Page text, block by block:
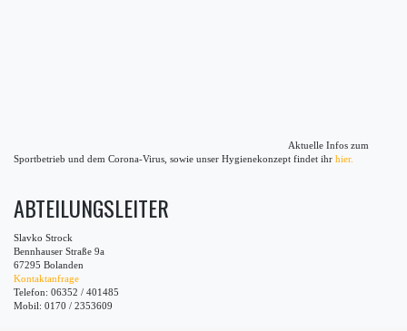
Aktuelle Infos zum
Sportbetrieb und dem Corona-Virus, sowie unser Hygienekonzept findet ihr hier.
ABTEILUNGSLEITER
Slavko Strock
Bennhauser Straße 9a
67295 Bolanden
Kontaktanfrage
Telefon: 06352 / 401485
Mobil: 0170 / 2353609